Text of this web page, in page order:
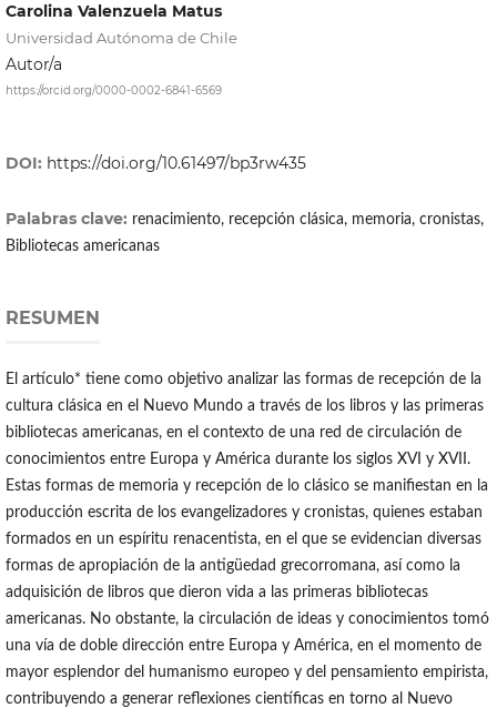
Carolina Valenzuela Matus
Universidad Autónoma de Chile
Autor/a
https://orcid.org/0000-0002-6841-6569
DOI: https://doi.org/10.61497/bp3rw435
Palabras clave: renacimiento, recepción clásica, memoria, cronistas,
Bibliotecas americanas
RESUMEN
El artículo* tiene como objetivo analizar las formas de recepción de la
cultura clásica en el Nuevo Mundo a través de los libros y las primeras
bibliotecas americanas, en el contexto de una red de circulación de
conocimientos entre Europa y América durante los siglos XVI y XVII.
Estas formas de memoria y recepción de lo clásico se manifiestan en la
producción escrita de los evangelizadores y cronistas, quienes estaban
formados en un espíritu renacentista, en el que se evidencian diversas
formas de apropiación de la antigüedad grecorromana, así como la
adquisición de libros que dieron vida a las primeras bibliotecas
americanas. No obstante, la circulación de ideas y conocimientos tomó
una vía de doble dirección entre Europa y América, en el momento de
mayor esplendor del humanismo europeo y del pensamiento empirista,
contribuyendo a generar reflexiones científicas en torno al Nuevo